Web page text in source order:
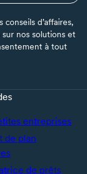
d’affaires,
nos solutions et
à tout
entreprises
de plan
de prêts